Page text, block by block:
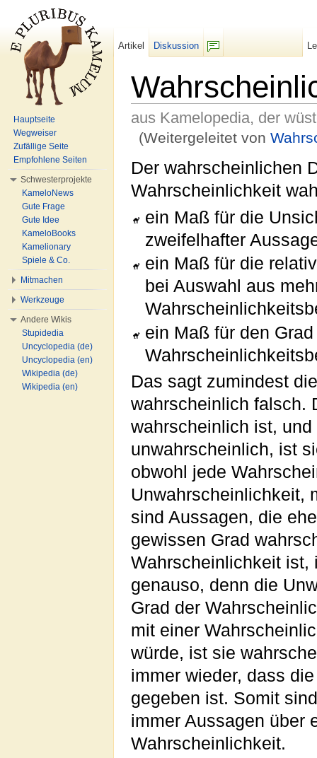
aus Kamelopedia, der
(Weitergeleitet von
Der wahrscheinlichen
Wahrscheinlichkeit
ein Maß für die
zweifelhafter
ein Maß für die
bei Auswahl aus
ein Maß für den
Das sagt zumindest
wahrscheinlich falsch.
wahrscheinlich ist,
unwahrscheinlich, ist
obwohl jede
Unwahrscheinlichkeit,
sind Aussagen, die
gewissen Grad
Wahrscheinlichkeit
genauso, denn die
Grad der
mit einer
würde, ist sie
immer wieder, dass
gegeben ist. Somit
immer Aussagen über
Wahrscheinlichkeit.
Artikel
Diskussion
Hauptseite
Wegweiser
Zufällige Seite
Empfohlene Seiten
Schwesterprojekte
KameloNews
Gute Frage
Gute Idee
KameloBooks
Kamelionary
Spiele & Co.
Mitmachen
Werkzeuge
Andere Wikis
Stupidedia
Uncyclopedia (de)
Uncyclopedia (en)
Wikipedia (de)
Wikipedia (en)